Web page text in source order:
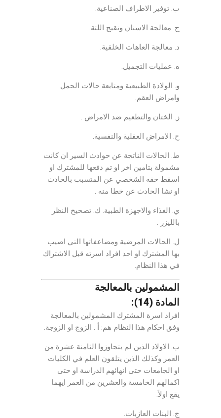
ب. توفير الاطراف الصناعية.
ج. معالجة الاسنان وتقيح اللثة.
د. معالجة العاهات الخلقية.
ه. عمليات التجميل.
و. الولادة الطبيعية ومتابعة حالات الحمل
وامراض العقم.
ز. الختان والتطعيم ضد الامراض .
ح. الامراض العقلية والنفسية.
ط. الحالات الناتجة عن حوادث السير ان كانت
مشمولة بتامين اخر او تم دفعها للمشترك او
اسقط حقه الشخصي عن المتسبب بالحادث
او نشا الحادث عن خطا منه .
ي. الغذاء والاجهزة الطبية. ك. تصحيح النظر
بالليزر .
ل. الحالات المرضية ومضاعفاتها التي اصيب
بها المشترك او احد افراد اسرته قبل الاشتراك
في هذا النظام.
المشمولين بالمعالجة
المادة (14):
افراد اسرة المشترك المشمولين بالمعالجة
وفق احكام هذا النظام هم: أ . الزوج او الزوجة.
ب. الاولاد الذين لم يتجاوزوا الثامنة عشرة من
العمر وكذلك الذين يتلقون العلم في الكليات
او الجامعات حتى انهائهم الدراسة او حتى
اكمالهم الخامسة والعشرين من العمر ايهما
يقع اولاً.
ج. البنات العازبات.